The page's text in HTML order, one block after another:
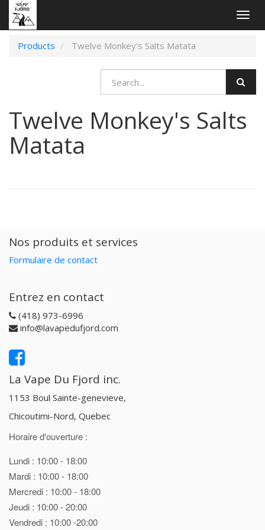
Products
Twelve Monkey's Salts Matata
Twelve Monkey's Salts
Matata
Nos produits et services
Formulaire de contact
Entrez en contact
(418) 973-6996
info@lavapedufjord.com
La Vape Du Fjord inc.
1153 Boul Sainte-genevieve,
Chicoutimi-Nord, Quebec
Horaire d'ouverture :
Lundi : 10:00 - 18:00
Mardi : 10:00 - 18:00
Mercredi : 10:00 - 18:00
Jeudi : 10:00 - 20:00
Vendredi : 10:00 -20:00